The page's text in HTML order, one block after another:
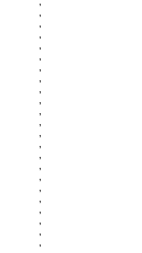
,
,
,
,
,
,
,
,
,
,
,
,
,
,
,
,
,
,
,
,
,
,